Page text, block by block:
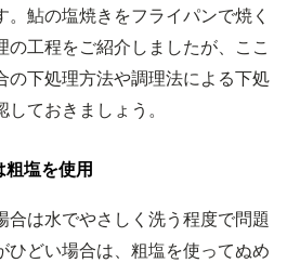
鮎の塩焼きをフライパンで焼く
の工程をご紹介しましたが、ここ
の下処理方法や調理法による下処
ておきましょう。
塩を使用
合は水でやさしく洗う程度で問題
ひどい場合は、粗塩を使ってぬめ